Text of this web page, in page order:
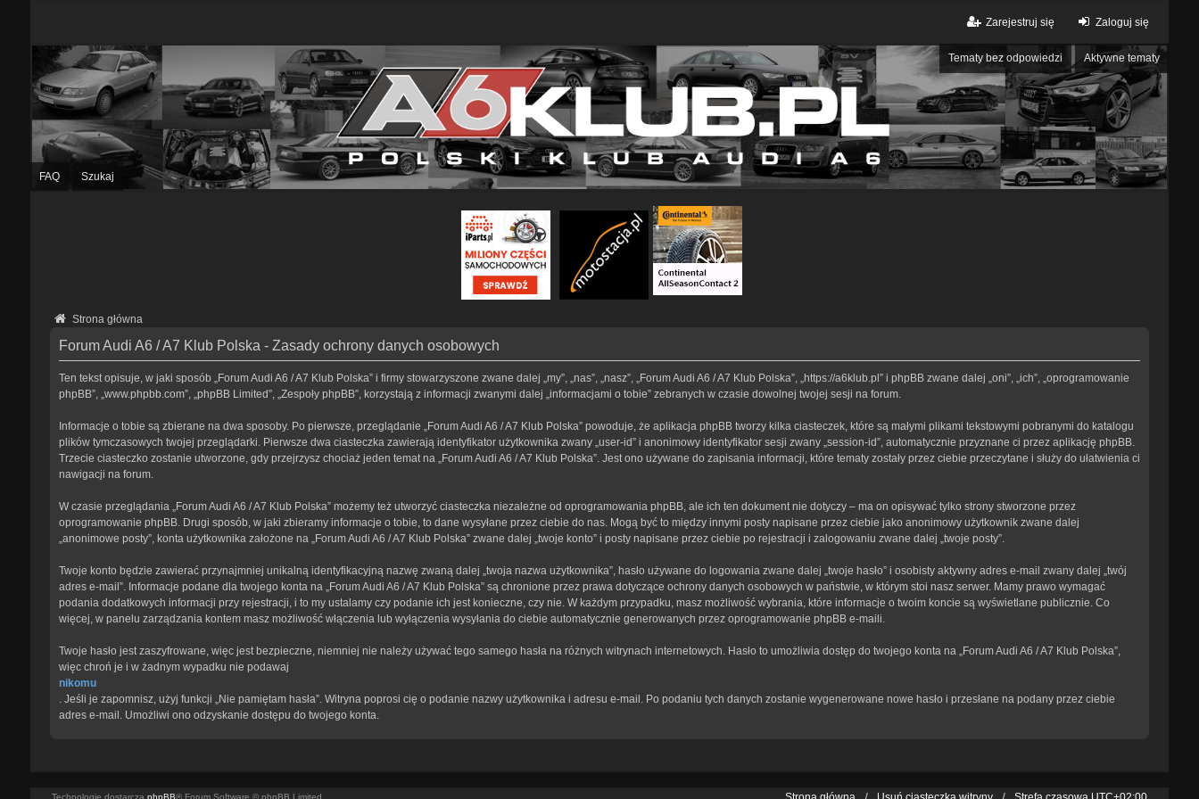
Zaloguj się
Zarejestruj się
Tematy bez odpowiedzi Aktywne tematy
FAQ Szukaj
Strona główna
Forum Audi A6 / A7 Klub Polska - Zasady ochrony danych osobowych
Ten tekst opisuje, w jaki sposób „Forum Audi A6 / A7 Klub Polska” i firmy stowarzyszone zwane dalej „my”, „nas”, „nasz”, „Forum Audi A6 / A7 Klub Polska”, „https://a6klub.pl” i phpBB zwane dalej „oni”, „ich”, „oprogramowanie
phpBB”, „www.phpbb.com”, „phpBB Limited”, „Zespoły phpBB”, korzystają z informacji zwanymi dalej „informacjami o tobie” zebranych w czasie dowolnej twojej sesji na forum.
Informacje o tobie są zbierane na dwa sposoby. Po pierwsze, przeglądanie „Forum Audi A6 / A7 Klub Polska” powoduje, że aplikacja phpBB tworzy kilka ciasteczek, które są małymi plikami tekstowymi pobranymi do katalogu
plików tymczasowych twojej przeglądarki. Pierwsze dwa ciasteczka zawierają identyfikator użytkownika zwany „user-id” i anonimowy identyfikator sesji zwany „session-id”, automatycznie przyznane ci przez aplikację phpBB.
Trzecie ciasteczko zostanie utworzone, gdy przejrzysz chociaż jeden temat na „Forum Audi A6 / A7 Klub Polska”. Jest ono używane do zapisania informacji, które tematy zostały przez ciebie przeczytane i służy do ułatwienia ci
nawigacji na forum.
W czasie przeglądania „Forum Audi A6 / A7 Klub Polska” możemy też utworzyć ciasteczka niezależne od oprogramowania phpBB, ale ich ten dokument nie dotyczy – ma on opisywać tylko strony stworzone przez
oprogramowanie phpBB. Drugi sposób, w jaki zbieramy informacje o tobie, to dane wysyłane przez ciebie do nas. Mogą być to między innymi posty napisane przez ciebie jako anonimowy użytkownik zwane dalej
„anonimowe posty”, konta użytkownika założone na „Forum Audi A6 / A7 Klub Polska” zwane dalej „twoje konto” i posty napisane przez ciebie po rejestracji i zalogowaniu zwane dalej „twoje posty”.
Twoje konto będzie zawierać przynajmniej unikalną identyfikacyjną nazwę zwaną dalej „twoja nazwa użytkownika”, hasło używane do logowania zwane dalej „twoje hasło” i osobisty aktywny adres e-mail zwany dalej „twój
adres e-mail”. Informacje podane dla twojego konta na „Forum Audi A6 / A7 Klub Polska” są chronione przez prawa dotyczące ochrony danych osobowych w państwie, w którym stoi nasz serwer. Mamy prawo wymagać
podania dodatkowych informacji przy rejestracji, i to my ustalamy czy podanie ich jest konieczne, czy nie. W każdym przypadku, masz możliwość wybrania, które informacje o twoim koncie są wyświetlane publicznie. Co
więcej, w panelu zarządzania kontem masz możliwość włączenia lub wyłączenia wysyłania do ciebie automatycznie generowanych przez oprogramowanie phpBB e-maili.
Twoje hasło jest zaszyfrowane, więc jest bezpieczne, niemniej nie należy używać tego samego hasła na różnych witrynach internetowych. Hasło to umożliwia dostęp do twojego konta na „Forum Audi A6 / A7 Klub Polska”,
więc chroń je i w żadnym wypadku nie podawaj
nikomu
. Jeśli je zapomnisz, użyj funkcji „Nie pamiętam hasła”. Witryna poprosi cię o podanie nazwy użytkownika i adresu e-mail. Po podaniu tych danych zostanie wygenerowane nowe hasło i przesłane na podany przez ciebie
adres e-mail. Umożliwi ono odzyskanie dostępu do twojego konta.